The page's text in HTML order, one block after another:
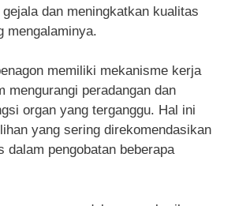
dan meningkatkan kualitas
mengalaminya.
memiliki mekanisme kerja
mengurangi peradangan dan
organ yang terganggu. Hal ini
yang sering direkomendasikan
dalam pengobatan beberapa